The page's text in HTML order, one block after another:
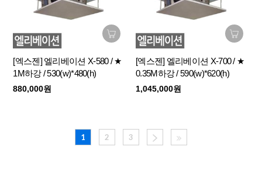
[엑스젠] 엘리베이션 X-580 / ★
1M하강 / 530(w)*480(h)
880,000원
[엑스젠] 엘리베이션 X-700 / ★
0.35M하강 / 590(w)*620(h)
1,045,000원
1 2 3